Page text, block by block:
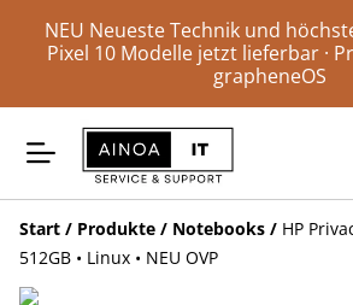
NEU Neueste Technik und
Pixel 10 Modelle jetzt lieferbar ·
grapheneOS
Start / Produkte / Notebooks / HP
512GB • Linux • NEU OVP